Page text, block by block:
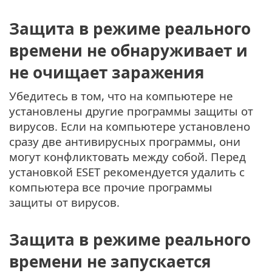
Защита в режиме реального
времени не обнаруживает и
не очищает заражения
Убедитесь в том, что на компьютере не
установлены другие программы защиты от
вирусов. Если на компьютере установлено
сразу две антивирусных программы, они
могут конфликтовать между собой. Перед
установкой ESET рекомендуется удалить с
компьютера все прочие программы
защиты от вирусов.
Защита в режиме реального
времени не запускается